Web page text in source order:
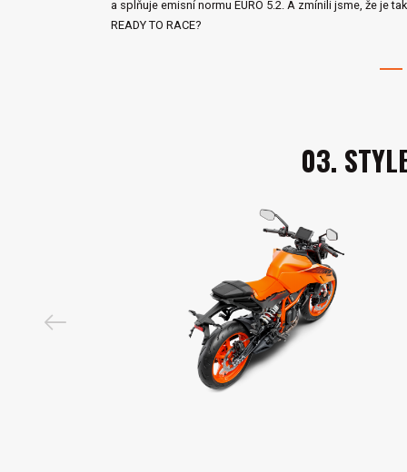
a splňuje emisní normu EURO 5.2. A zmínili jsme, že je
READY TO RACE?
03.